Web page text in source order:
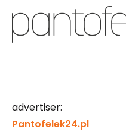
advertiser:
Pantofelek24.pl